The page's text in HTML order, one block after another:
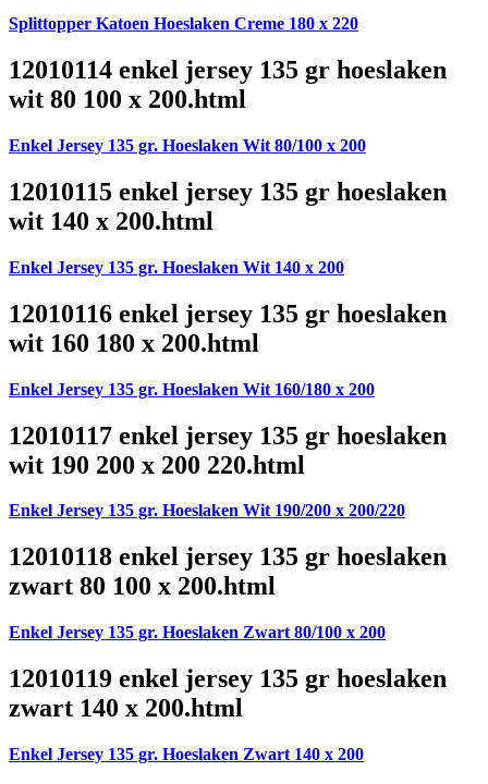
Splittopper Katoen Hoeslaken Creme 180 x 220
12010114 enkel jersey 135 gr hoeslaken
wit 80 100 x 200.html
Enkel Jersey 135 gr. Hoeslaken Wit 80/100 x 200
12010115 enkel jersey 135 gr hoeslaken
wit 140 x 200.html
Enkel Jersey 135 gr. Hoeslaken Wit 140 x 200
12010116 enkel jersey 135 gr hoeslaken
wit 160 180 x 200.html
Enkel Jersey 135 gr. Hoeslaken Wit 160/180 x 200
12010117 enkel jersey 135 gr hoeslaken
wit 190 200 x 200 220.html
Enkel Jersey 135 gr. Hoeslaken Wit 190/200 x 200/220
12010118 enkel jersey 135 gr hoeslaken
zwart 80 100 x 200.html
Enkel Jersey 135 gr. Hoeslaken Zwart 80/100 x 200
12010119 enkel jersey 135 gr hoeslaken
zwart 140 x 200.html
Enkel Jersey 135 gr. Hoeslaken Zwart 140 x 200